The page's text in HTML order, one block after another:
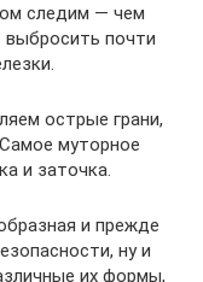
следим — чем
выбросить почти
острые грани,
муторное
и заточка.
и прежде
ну и
их формы,